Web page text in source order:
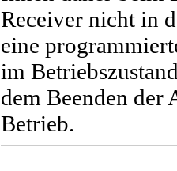
Receiver nicht in
eine
im
dem Beenden der
Betrieb.